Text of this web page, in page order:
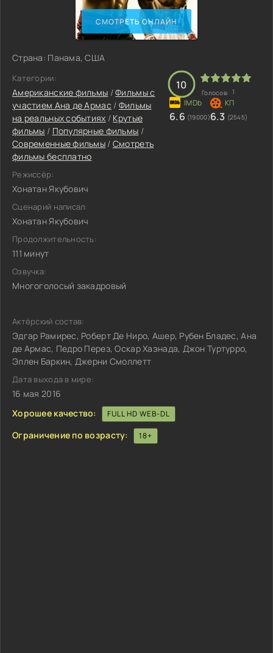
СМОТРЕТЬ ОНЛАЙН
Страна: Панама, США
Категории:
Американские фильмы /Фильмы с
участием Ана де Армас / Фильмы
на реальных событиях / Крутые
фильмы / Популярные фильмы /
Современные фильмы / Смотреть
фильмы бесплатно
Режиссёр:
Хонатан Якубович
Сценарий написал:
Хонатан Якубович
Продолжительность:
111 минут
Озвучка:
Многоголосый закадровый
10
Голосов: 1
6.6 (19000)6.3 (2545)
Актёрский состав:
Эдгар Рамирес, Роберт Де Ниро, Ашер, Рубен Бладес, Ана
де Армас, Педро Перез, Оскар Хаэнада, Джон Туртурро,
Эллен Баркин, Джерни Смоллетт
Дата выхода в мире:
16 мая 2016
Хорошее качество:
FULL HD WEB-DL
Ограничение по возрасту: 18+